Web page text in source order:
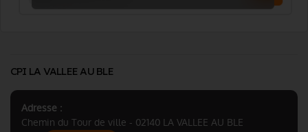
CPI LA VALLEE AU BLE
Adresse :
Chemin du Tour de ville - 02140 LA VALLEE AU BLE